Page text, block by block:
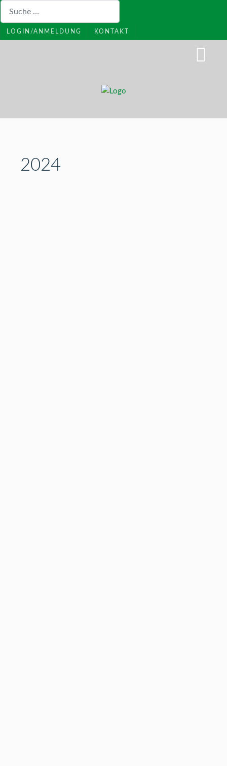
LOGIN/ANMELDUNG KONTAKT
2024